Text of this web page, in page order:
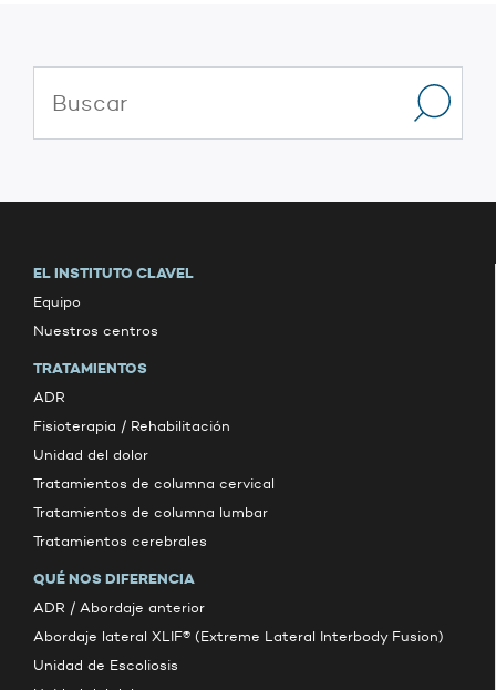
EL INSTITUTO CLAVEL
Equipo
Nuestros centros
TRATAMIENTOS
ADR
Fisioterapia / Rehabilitación
Unidad del dolor
Tratamientos de columna cervical
Tratamientos de columna lumbar
Tratamientos cerebrales
QUÉ NOS DIFERENCIA
ADR / Abordaje anterior
Abordaje lateral XLIF® (Extreme Lateral Interbody Fusion)
Unidad de Escoliosis